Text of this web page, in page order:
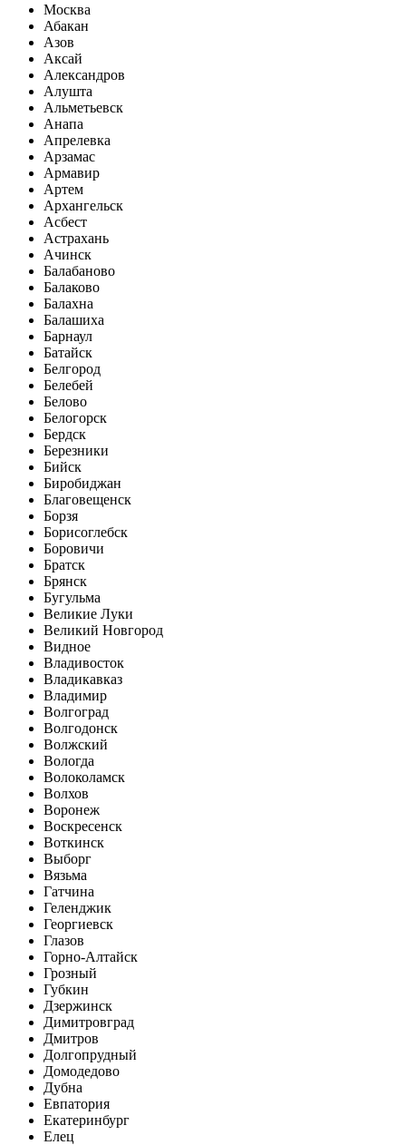
Москва
Абакан
Азов
Аксай
Александров
Алушта
Альметьевск
Анапа
Апрелевка
Арзамас
Армавир
Артем
Архангельск
Асбест
Астрахань
Ачинск
Балабаново
Балаково
Балахна
Балашиха
Барнаул
Батайск
Белгород
Белебей
Белово
Белогорск
Бердск
Березники
Бийск
Биробиджан
Благовещенск
Борзя
Борисоглебск
Боровичи
Братск
Брянск
Бугульма
Великие Луки
Великий Новгород
Видное
Владивосток
Владикавказ
Владимир
Волгоград
Волгодонск
Волжский
Вологда
Волоколамск
Волхов
Воронеж
Воскресенск
Воткинск
Выборг
Вязьма
Гатчина
Геленджик
Георгиевск
Глазов
Горно-Алтайск
Грозный
Губкин
Дзержинск
Димитровград
Дмитров
Долгопрудный
Домодедово
Дубна
Евпатория
Екатеринбург
Елец